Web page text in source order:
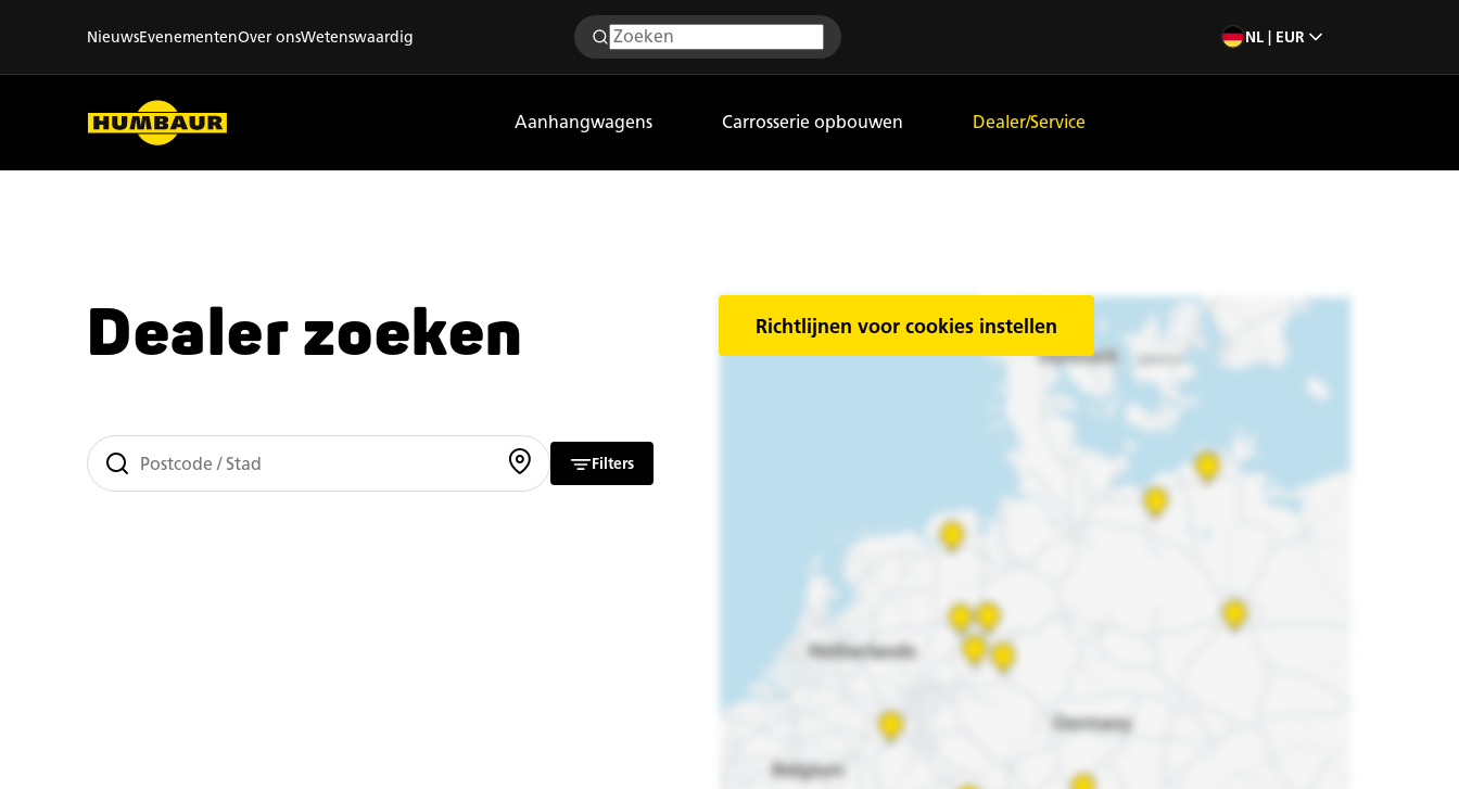
NieuwsEvenementenOver onsWetenswaardig NL | EUR
Aanhangwagens Carrosserie opbouwen Dealer/Service
Dealer zoeken
Filters
Richtlijnen voor cookies instellen